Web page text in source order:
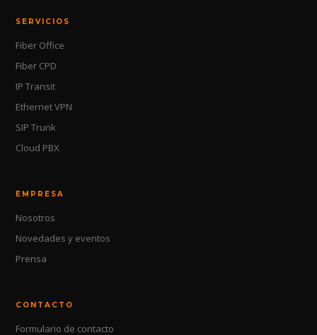
SERVICIOS
Fiber Office
Fiber CPD
IP Transit
Ethernet VPN
SIP Trunk
Cloud PBX
EMPRESA
Nosotros
Novedades y eventos
Prensa
CONTACTO
Formulario de contacto